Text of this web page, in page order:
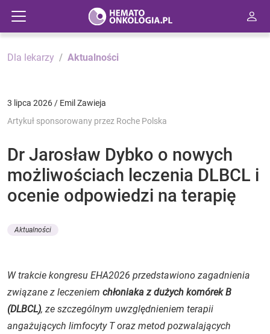
Dla lekarzy Aktualności
3 lipca 2026 / Emil Zawieja
Artykuł sponsorowany przez Roche Polska
Dr Jarosław Dybko o nowych
możliwościach leczenia DLBCL i
ocenie odpowiedzi na terapię
Aktualności
W trakcie kongresu EHA2026 przedstawiono zagadnienia
związane z leczeniem chłoniaka z dużych komórek B
(DLBCL), ze szczególnym uwzględnieniem terapii
angażujących limfocyty T oraz metod pozwalających